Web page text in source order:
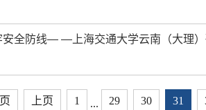
全防线— —上海交通大学云南（大理）
上页 1 ... 29 30 31